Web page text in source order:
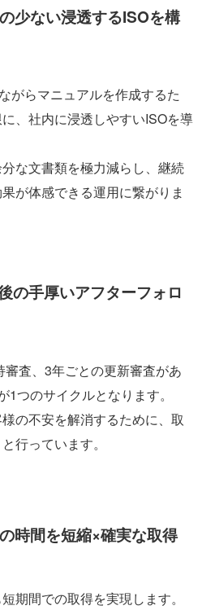
少ない浸透するISOを構
がらマニュアルを作成するた
、社内に浸透しやすいISOを導
な文書類を極力減らし、継続
が体感できる運用に繋がりま
の手厚いアフターフォロ
査、3年ごとの更新審査があ
つのサイクルとなります。
の不安を解消するために、取
行っています。
時間を短縮×確実な取得
期間での取得を実現します。